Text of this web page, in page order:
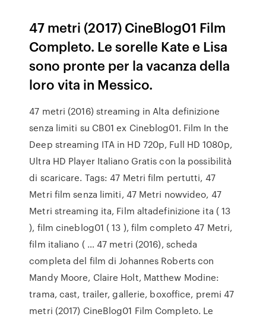
47 metri (2017) CineBlog01 Film
Completo. Le sorelle Kate e Lisa
sono pronte per la vacanza della
loro vita in Messico.
47 metri (2016) streaming in Alta definizione
senza limiti su CB01 ex Cineblog01. Film In the
Deep streaming ITA in HD 720p, Full HD 1080p,
Ultra HD Player Italiano Gratis con la possibilità
di scaricare. Tags: 47 Metri film pertutti, 47
Metri film senza limiti, 47 Metri nowvideo, 47
Metri streaming ita, Film altadefinizione ita ( 13
), film cineblog01 ( 13 ), film completo 47 Metri,
film italiano ( … 47 metri (2016), scheda
completa del film di Johannes Roberts con
Mandy Moore, Claire Holt, Matthew Modine:
trama, cast, trailer, gallerie, boxoffice, premi 47
metri (2017) CineBlog01 Film Completo. Le